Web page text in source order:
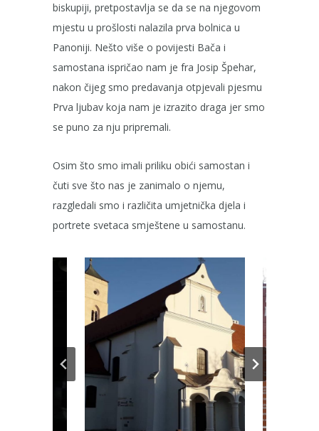
biskupiji, pretpostavlja se da se na njegovom
mjestu u prošlosti nalazila prva bolnica u
Panoniji. Nešto više o povijesti Bača i
samostana ispričao nam je fra Josip Špehar,
nakon čijeg smo predavanja otpjevali pjesmu
Prva ljubav koja nam je izrazito draga jer smo
se puno za nju pripremali.
Osim što smo imali priliku obići samostan i
čuti sve što nas je zanimalo o njemu,
razgledali smo i različita umjetnička djela i
portrete svetaca smještene u samostanu.